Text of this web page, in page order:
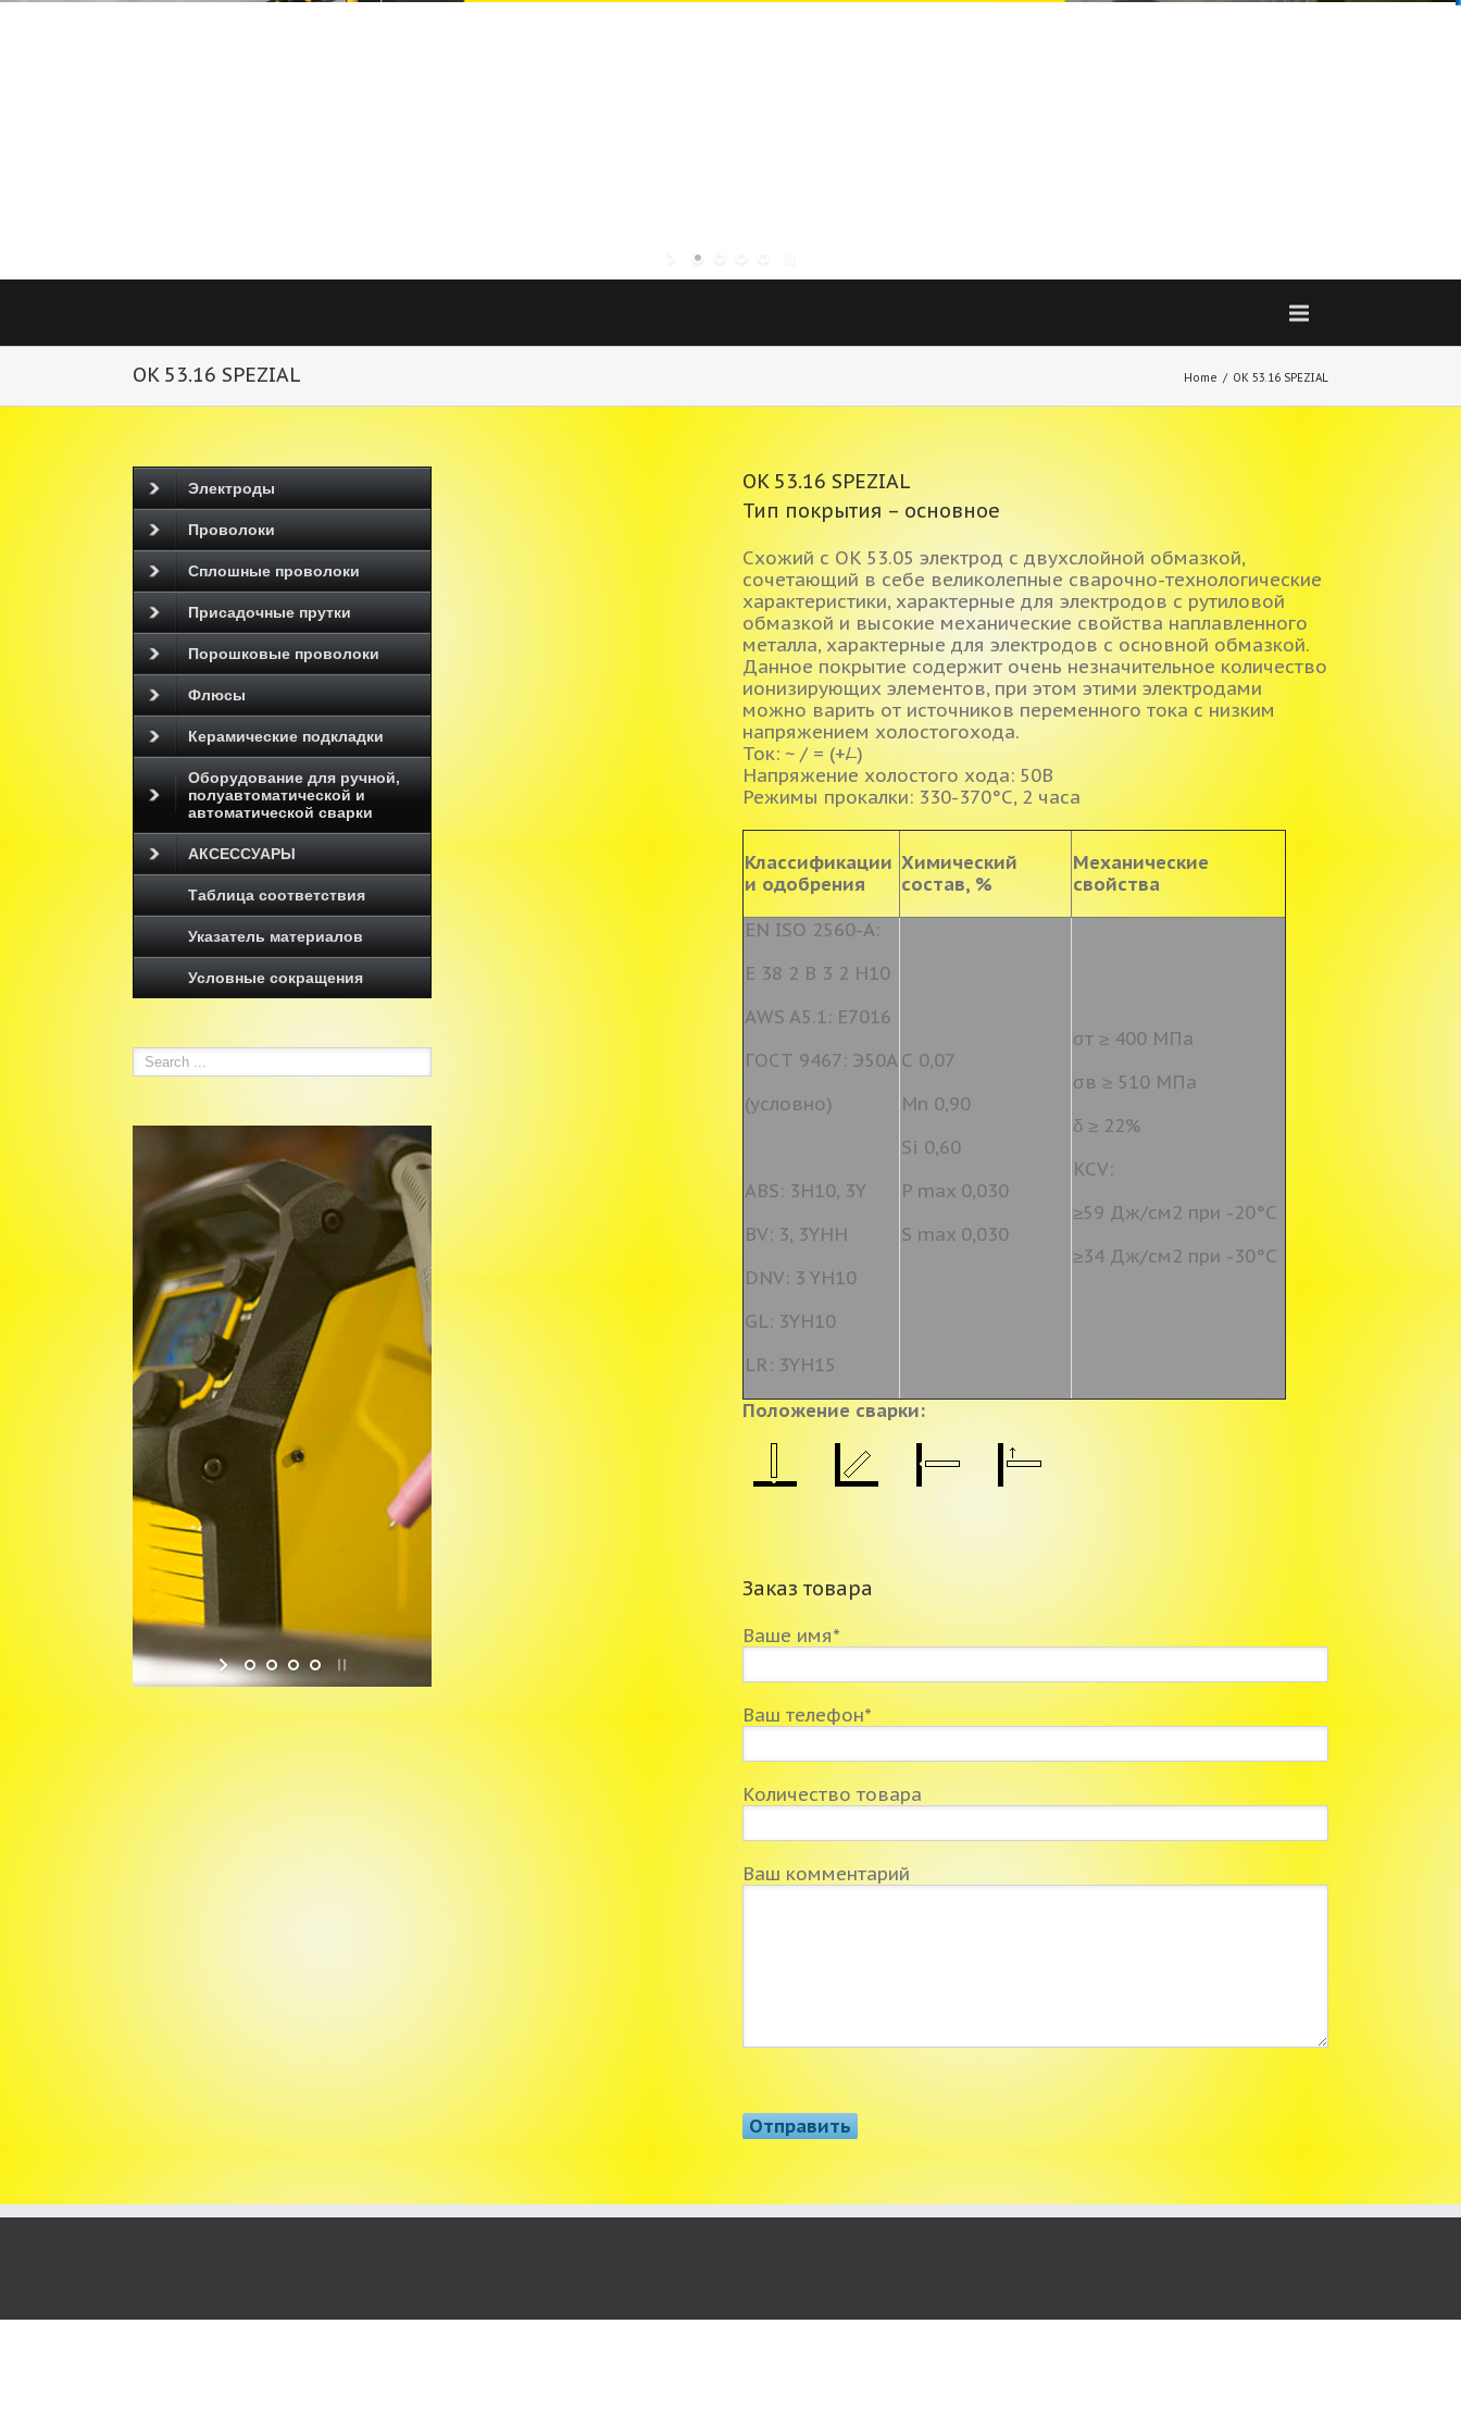
OK 53.16 SPEZIAL Home OK 53.16 SPEZIAL
OK 53.16 SPEZIAL
Тип покрытия – основное
Схожий с OK 53.05 электрод с двухслойной обмазкой,
сочетающий в себе великолепные сварочно-технологические
характеристики, характерные для электродов с рутиловой
обмазкой и высокие механические свойства наплавленного
металла, характерные для электродов с основной обмазкой.
Данное покрытие содержит очень незначительное количество
ионизирующих элементов, при этом этими электродами
можно варить от источников переменного тока с низким
напряжением холостогохода.
Ток: ~ / = (+/̶ )
Напряжение холостого хода: 50В
Режимы прокалки: 330-370°С, 2 часа
Классификации
и одобрения
Химический
состав, %
Механические
свойства
EN ISO 2560-A:
E 38 2 B 3 2 H10
AWS A5.1: E7016
ГОСТ 9467: Э50А
(условно)
ABS: 3H10, 3Y
BV: 3, 3YHH
DNV: 3 YH10
GL: 3YH10
LR: 3YH15
С 0,07
Mn 0,90
Si 0,60
P max 0,030
S max 0,030
σт ≥ 400 МПа
σв ≥ 510 МПа
δ ≥ 22%
KCV:
≥59 Дж/см2 при -20°С
≥34 Дж/см2 при -30°С
Положение сварки:
Заказ товара
Ваше имя*
Ваш телефон*
Количество товара
Ваш комментарий
Электроды
Проволоки
Сплошные проволоки
Присадочные прутки
Порошковые проволоки
Флюсы
Керамические подкладки
Оборудование для ручной,
полуавтоматической и
автоматической сварки
АКСЕССУАРЫ
Таблица соответствия
Указатель материалов
Условные сокращения